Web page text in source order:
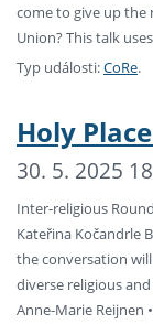
come to give up the
Union? This talk
Typ události:CoRe.
Holy
30. 5. 2025
Inter-religious
Kateřina Kočandrle
the conversation
diverse religious
Anne-Marie Reijnen